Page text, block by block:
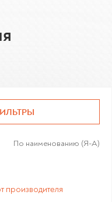
По наименованию (Я-А)